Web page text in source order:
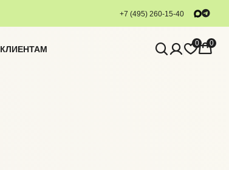
+7 (495) 260-15-40
КЛИЕНТАМ
0 0